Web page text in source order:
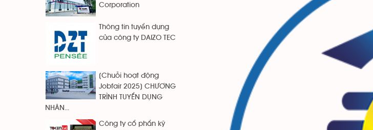
Corporation
Thông tin tuyển dụng
của công ty DAIZO TEC
[Chuỗi hoạt động
Jobfair 2025] CHƯƠNG
TRÌNH TUYỂN DỤNG
NHÂN...
Công ty cổ phẩn kỹ